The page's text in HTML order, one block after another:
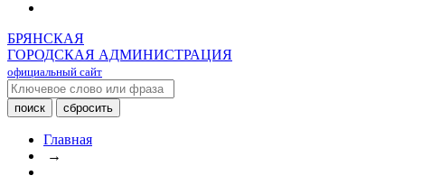
БРЯНСКАЯ
ГОРОДСКАЯ АДМИНИСТРАЦИЯ
официальный сайт
Главная
→